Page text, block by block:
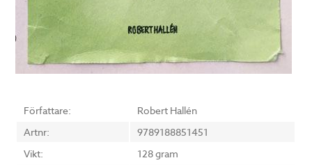
Författare:
Robert Hallén
Artnr:
9789188851451
Vikt:
128 gram